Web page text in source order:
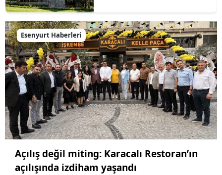
Esenyurt Haberleri
Açılış değil miting: Karacalı Restoran’ın
açılışında izdiham yaşandı